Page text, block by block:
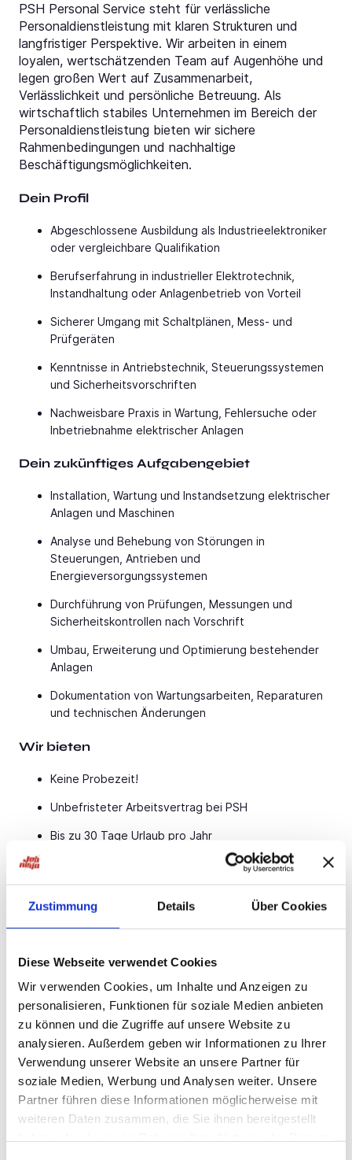
Zustimmung Details Über Cookies
Diese Webseite verwendet Cookies
Wir verwenden Cookies, um Inhalte und Anzeigen zu
personalisieren, Funktionen für soziale Medien anbieten
zu können und die Zugriffe auf unsere Website zu
analysieren. Außerdem geben wir Informationen zu Ihrer
Verwendung unserer Website an unsere Partner für
soziale Medien, Werbung und Analysen weiter. Unsere
Partner führen diese Informationen möglicherweise mit
weiteren Daten zusammen, die Sie ihnen bereitgestellt
PSH Personal Service steht für verlässliche
Personaldienstleistung mit klaren Strukturen und
langfristiger Perspektive. Wir arbeiten in einem
loyalen, wertschätzenden Team auf Augenhöhe und
legen großen Wert auf Zusammenarbeit,
Verlässlichkeit und persönliche Betreuung. Als
wirtschaftlich stabiles Unternehmen im Bereich der
Personaldienstleistung bieten wir sichere
Rahmenbedingungen und nachhaltige
Beschäftigungsmöglichkeiten.
Dein Profil
Abgeschlossene Ausbildung als Industrieelektroniker
oder vergleichbare Qualifikation
Berufserfahrung in industrieller Elektrotechnik,
Instandhaltung oder Anlagenbetrieb von Vorteil
Sicherer Umgang mit Schaltplänen, Mess- und
Prüfgeräten
Kenntnisse in Antriebstechnik, Steuerungssystemen
und Sicherheitsvorschriften
Nachweisbare Praxis in Wartung, Fehlersuche oder
Inbetriebnahme elektrischer Anlagen
Dein zukünftiges Aufgabengebiet
Installation, Wartung und Instandsetzung elektrischer
Anlagen und Maschinen
Analyse und Behebung von Störungen in
Steuerungen, Antrieben und
Energieversorgungssystemen
Durchführung von Prüfungen, Messungen und
Sicherheitskontrollen nach Vorschrift
Umbau, Erweiterung und Optimierung bestehender
Anlagen
Dokumentation von Wartungsarbeiten, Reparaturen
und technischen Änderungen
Wir bieten
Keine Probezeit!
Unbefristeter Arbeitsvertrag bei PSH
Bis zu 30 Tage Urlaub pro Jahr
Möglichkeit einer wöchentlichen Abschlagszahlung
Teamgeist & gelebte Loyalität im täglichen
Miteinander
Ansprechpartner
Manfred Stratmann
Recruiting